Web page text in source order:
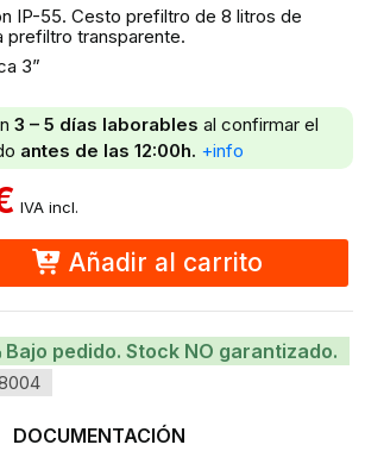
IP-55. Cesto prefiltro de 8 litros de
prefiltro transparente.
3”
3 – 5 días laborables al confirmar el
antes de las 12:00h. +info
IVA incl.
Añadir al carrito
Bajo pedido. Stock NO garantizado.
DOCUMENTACIÓN